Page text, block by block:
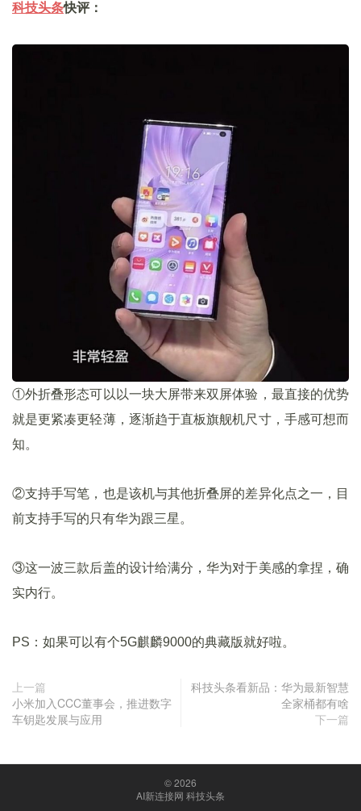
科技头条快评：
①外折叠形态可以以一块大屏带来双屏体验，最直接的优势
就是更紧凑更轻薄，逐渐趋于直板旗舰机尺寸，手感可想而
知。
②支持手写笔，也是该机与其他折叠屏的差异化点之一，目
前支持手写的只有华为跟三星。
③这一波三款后盖的设计给满分，华为对于美感的拿捏，确
实内行。
PS：如果可以有个5G麒麟9000的典藏版就好啦。
上一篇
小米加入CCC董事会，推进数字
车钥匙发展与应用
科技头条看新品：华为最新智慧
全家桶都有啥
下一篇
© 2026
AI新连接网 科技头条